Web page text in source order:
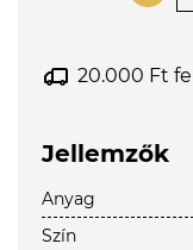
20.000 Ft
Jellemzők
Anyag
Szín